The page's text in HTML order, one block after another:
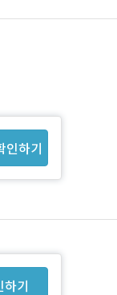
하기
기